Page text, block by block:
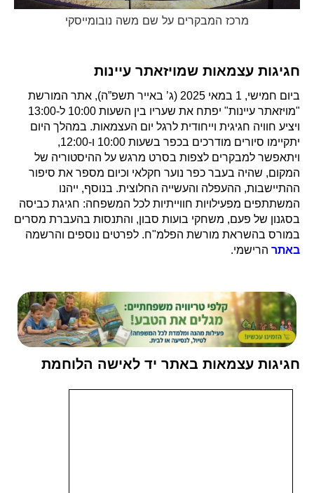
מרכז המבקרים על שם משה נובומייסקי
חגיגות עצמאות שמויזאתר עיינות
ביום חמישי, 1 במאי 2025 (ג’ באייר תשפ”ה), אתר המורשת
"מויזאתר עיינות" יפתח את שעריו בין השעות 10:00 ל-13:00
ויציע חוויה חגיגית וייחודית לרגל יום העצמאות. במהלך היום
יתקיימו סיורים מודרכים בכפר בשעות 10:00 ו-12:00,
ויתאפשר למבקרים לצפות בסרט מרגש על ההיסטוריה של
המקום, שהיה בעבר כפר נוער חקלאי וכיום מספר את סיפור
ההתיישבות, ההעפלה והעשייה החלוצית. בנוסף, ייהנו
המשתתפים מפעילויות חווייתיות לכל המשפחה: חגיגת כביסה
בסגנון של פעם, משחקי בועות סבון, והתנסות בהעברת מסרים
במורס בהשראת מורשת הפלמ"ח. לפרטים נוספים והרשמה
באתר הרישמי.
חגיגות עצמאות באתר יד לאישה הלוחמת